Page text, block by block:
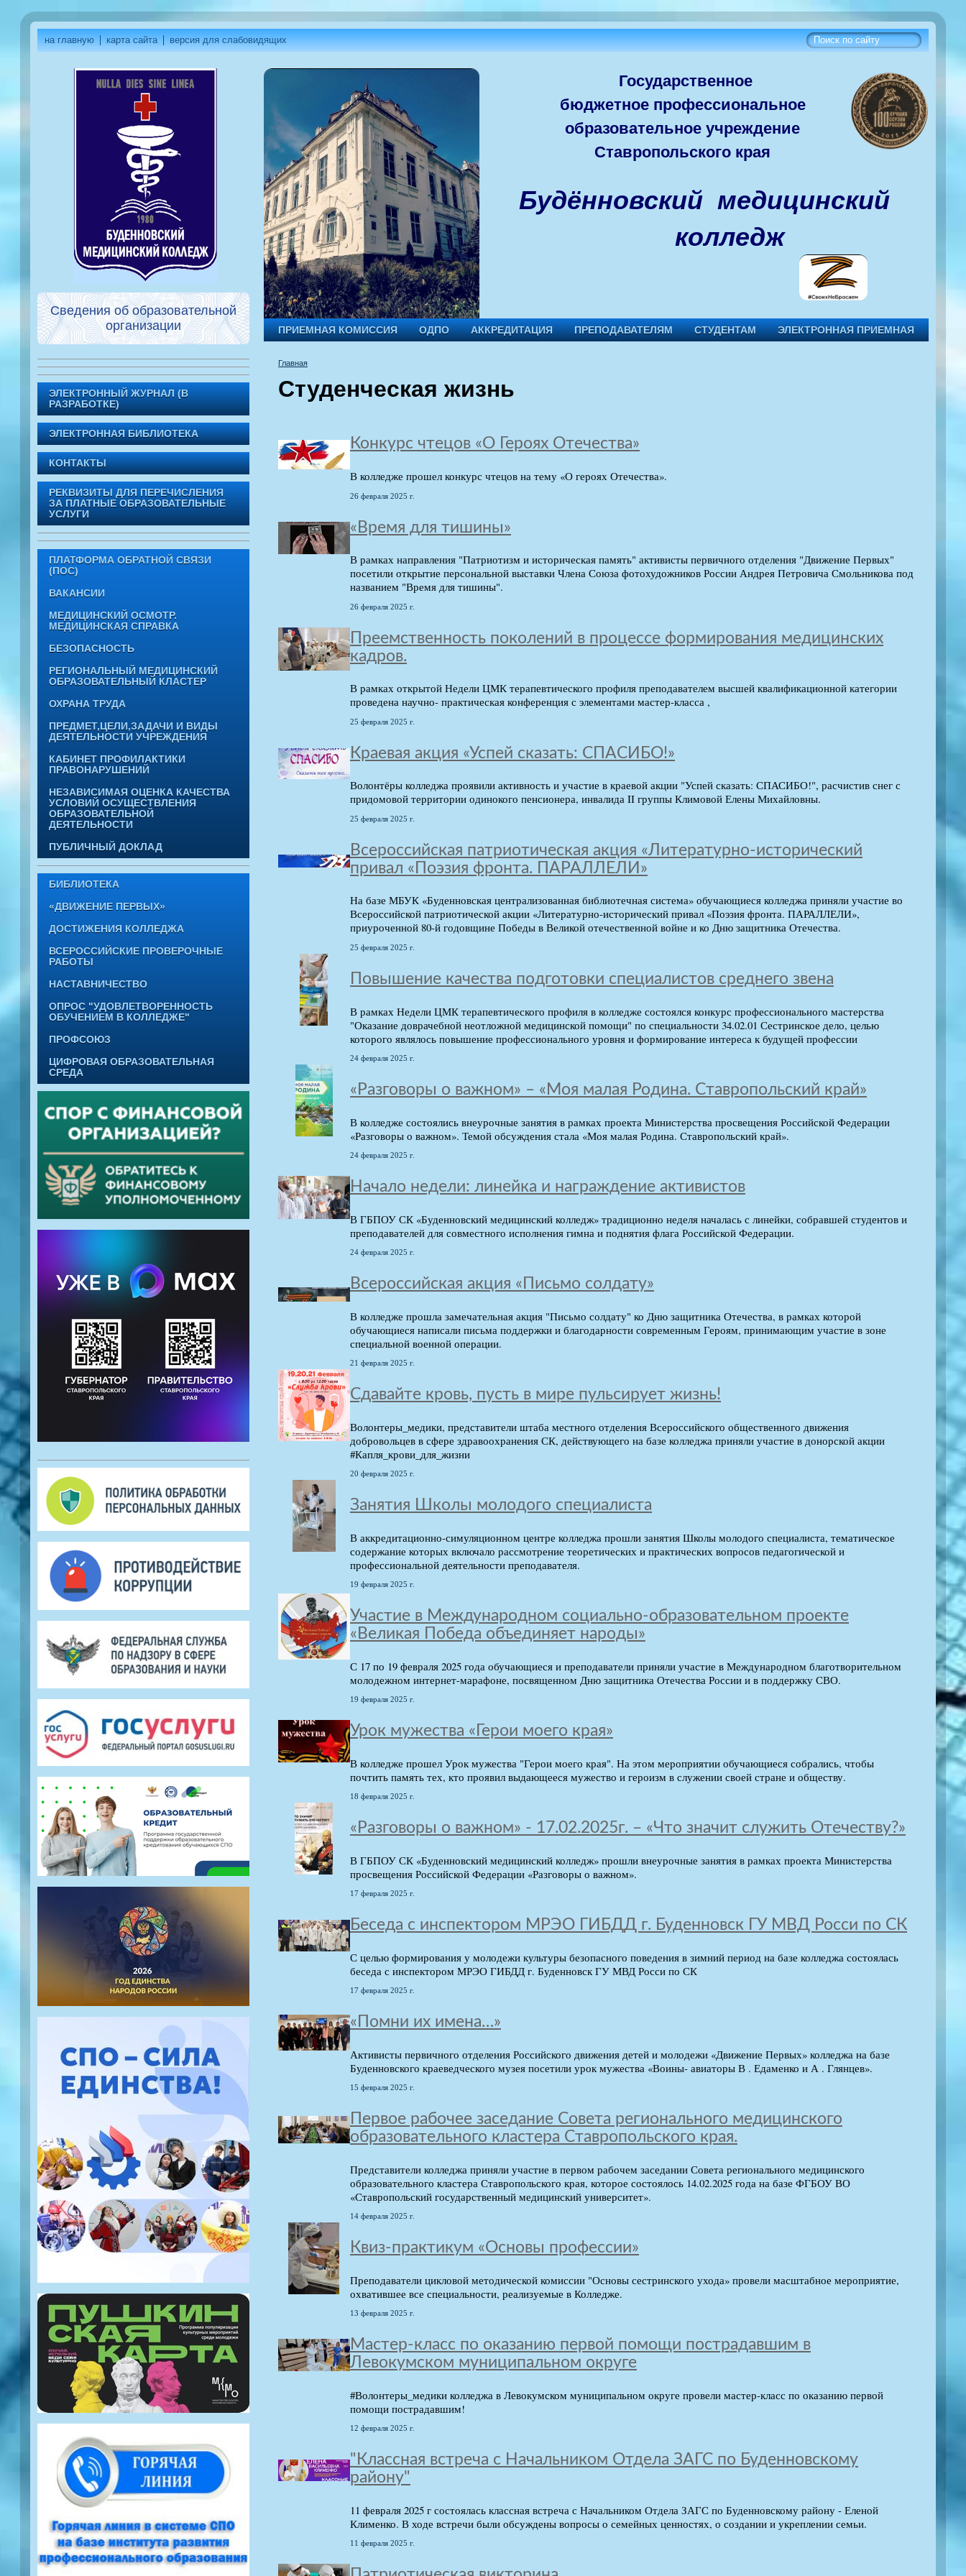
на главную карта сайта версия для слабовидящих
Сведения об образовательной
организации
ЭЛЕКТРОННЫЙ ЖУРНАЛ (В
РАЗРАБОТКЕ)
ЭЛЕКТРОННАЯ БИБЛИОТЕКА
КОНТАКТЫ
РЕКВИЗИТЫ ДЛЯ ПЕРЕЧИСЛЕНИЯ
ЗА ПЛАТНЫЕ ОБРАЗОВАТЕЛЬНЫЕ
УСЛУГИ
ПЛАТФОРМА ОБРАТНОЙ СВЯЗИ
(ПОС)
ВАКАНСИИ
МЕДИЦИНСКИЙ ОСМОТР.
МЕДИЦИНСКАЯ СПРАВКА
БЕЗОПАСНОСТЬ
РЕГИОНАЛЬНЫЙ МЕДИЦИНСКИЙ
ОБРАЗОВАТЕЛЬНЫЙ КЛАСТЕР
ОХРАНА ТРУДА
ПРЕДМЕТ,ЦЕЛИ,ЗАДАЧИ И ВИДЫ
ДЕЯТЕЛЬНОСТИ УЧРЕЖДЕНИЯ
КАБИНЕТ ПРОФИЛАКТИКИ
ПРАВОНАРУШЕНИЙ
НЕЗАВИСИМАЯ ОЦЕНКА КАЧЕСТВА
УСЛОВИЙ ОСУЩЕСТВЛЕНИЯ
ОБРАЗОВАТЕЛЬНОЙ
ДЕЯТЕЛЬНОСТИ
ПУБЛИЧНЫЙ ДОКЛАД
БИБЛИОТЕКА
«ДВИЖЕНИЕ ПЕРВЫХ»
ДОСТИЖЕНИЯ КОЛЛЕДЖА
ВСЕРОССИЙСКИЕ ПРОВЕРОЧНЫЕ
РАБОТЫ
НАСТАВНИЧЕСТВО
ОПРОС "УДОВЛЕТВОРЕННОСТЬ
ОБУЧЕНИЕМ В КОЛЛЕДЖЕ"
ПРОФСОЮЗ
ЦИФРОВАЯ ОБРАЗОВАТЕЛЬНАЯ
СРЕДА
Государственное
бюджетноепрофессиональное
образовательное учреждение
Ставропольского края
Будённовский медицинский
колледж
ПРИЕМНАЯ КОМИССИЯ ОДПО АККРЕДИТАЦИЯ ПРЕПОДАВАТЕЛЯМ СТУДЕНТАМ ЭЛЕКТРОННАЯ ПРИЕМНАЯ
Главная
Студенческая жизнь
Конкурс чтецов «О Героях Отечества»
В колледже прошел конкурс чтецов на тему «О героях Отечества».
26 февраля 2025 г.
«Время для тишины»
В рамках направления "Патриотизм и историческая память" активисты первичного отделения "Движение Первых"
посетили открытие персональной выставки Члена Союза фотохудожников России Андрея Петровича Смольникова под
названием "Время для тишины".
26 февраля 2025 г.
Преемственность поколений в процессе формирования медицинских
кадров.
В рамках открытой Недели ЦМК терапевтического профиля преподавателем высшей квалификационной категории
проведена научно- практическая конференция с элементами мастер-класса ,
25 февраля 2025 г.
Краевая акция «Успей сказать: СПАСИБО!»
Волонтёры колледжа проявили активность и участие в краевой акции "Успей сказать: СПАСИБО!", расчистив снег с
придомовой территории одинокого пенсионера, инвалида II группы Климовой Елены Михайловны.
25 февраля 2025 г.
Всероссийская патриотическая акция «Литературно-исторический
привал «Поэзия фронта. ПАРАЛЛЕЛИ»
На базе МБУК «Буденновская централизованная библиотечная система» обучающиеся колледжа приняли участие во
Всероссийской патриотической акции «Литературно-исторический привал «Поэзия фронта. ПАРАЛЛЕЛИ»,
приуроченной 80-й годовщине Победы в Великой отечественной войне и ко Дню защитника Отечества.
25 февраля 2025 г.
Повышение качества подготовки специалистов среднего звена
В рамках Недели ЦМК терапевтического профиля в колледже состоялся конкурс профессионального мастерства
"Оказание доврачебной неотложной медицинской помощи" по специальности 34.02.01 Сестринское дело, целью
которого являлось повышение профессионального уровня и формирование интереса к будущей профессии
24 февраля 2025 г.
«Разговоры о важном» – «Моя малая Родина. Ставропольский край»
В колледже состоялись внеурочные занятия в рамках проекта Министерства просвещения Российской Федерации
«Разговоры о важном». Темой обсуждения стала «Моя малая Родина. Ставропольский край».
24 февраля 2025 г.
Начало недели: линейка и награждение активистов
В ГБПОУ СК «Буденновский медицинский колледж» традиционно неделя началась с линейки, собравшей студентов и
преподавателей для совместного исполнения гимна и поднятия флага Российской Федерации.
24 февраля 2025 г.
Всероссийская акция «Письмо солдату»
В колледже прошла замечательная акция "Письмо солдату" ко Дню защитника Отечества, в рамках которой
обучающиеся написали письма поддержки и благодарности современным Героям, принимающим участие в зоне
специальной военной операции.
21 февраля 2025 г.
Сдавайте кровь, пусть в мире пульсирует жизнь!
Волонтеры_медики, представители штаба местного отделения Всероссийского общественного движения
добровольцев в сфере здравоохранения СК, действующего на базе колледжа приняли участие в донорской акции
#Капля_крови_для_жизни
20 февраля 2025 г.
Занятия Школы молодого специалиста
В аккредитационно-симуляционном центре колледжа прошли занятия Школы молодого специалиста, тематическое
содержание которых включало рассмотрение теоретических и практических вопросов педагогической и
профессиональной деятельности преподавателя.
19 февраля 2025 г.
Участие в Международном социально-образовательном проекте
«Великая Победа объединяет народы»
С 17 по 19 февраля 2025 года обучающиеся и преподаватели приняли участие в Международном благотворительном
молодежном интернет-марафоне, посвященном Дню защитника Отечества России и в поддержку СВО.
19 февраля 2025 г.
Урок мужества «Герои моего края»
В колледже прошел Урок мужества "Герои моего края". На этом мероприятии обучающиеся собрались, чтобы
почтить память тех, кто проявил выдающееся мужество и героизм в служении своей стране и обществу.
18 февраля 2025 г.
«Разговоры о важном» - 17.02.2025г. – «Что значит служить Отечеству?»
В ГБПОУ СК «Буденновский медицинский колледж» прошли внеурочные занятия в рамках проекта Министерства
просвещения Российской Федерации «Разговоры о важном».
17 февраля 2025 г.
Беседа с инспектором МРЭО ГИБДД г. Буденновск ГУ МВД Росси по СК
С целью формирования у молодежи культуры безопасного поведения в зимний период на базе колледжа состоялась
беседа с инспектором МРЭО ГИБДД г. Буденновск ГУ МВД Росси по СК
17 февраля 2025 г.
«Помни их имена…»
Активисты первичного отделения Российского движения детей и молодежи «Движение Первых» колледжа на базе
Буденновского краеведческого музея посетили урок мужества «Воины- авиаторы В . Едаменко и А . Глянцев».
15 февраля 2025 г.
Первое рабочее заседание Совета регионального медицинского
образовательного кластера Ставропольского края.
Представители колледжа приняли участие в первом рабочем заседании Совета регионального медицинского
образовательного кластера Ставропольского края, которое состоялось 14.02.2025 года на базе ФГБОУ ВО
«Ставропольский государственный медицинский университет».
14 февраля 2025 г.
Квиз-практикум «Основы профессии»
Преподаватели цикловой методической комиссии "Основы сестринского ухода» провели масштабное мероприятие,
охватившее все специальности, реализуемые в Колледже.
13 февраля 2025 г.
Мастер-класс по оказанию первой помощи пострадавшим в
Левокумском муниципальном округе
#Волонтеры_медики колледжа в Левокумском муниципальном округе провели мастер-класс по оказанию первой
помощи пострадавшим!
12 февраля 2025 г.
"Классная встреча с Начальником Отдела ЗАГС по Буденновскому
району"
11 февраля 2025 г состоялась классная встреча с Начальником Отдела ЗАГС по Буденновскому району - Еленой
Клименко. В ходе встречи были обсуждены вопросы о семейных ценностях, о создании и укреплении семьи.
11 февраля 2025 г.